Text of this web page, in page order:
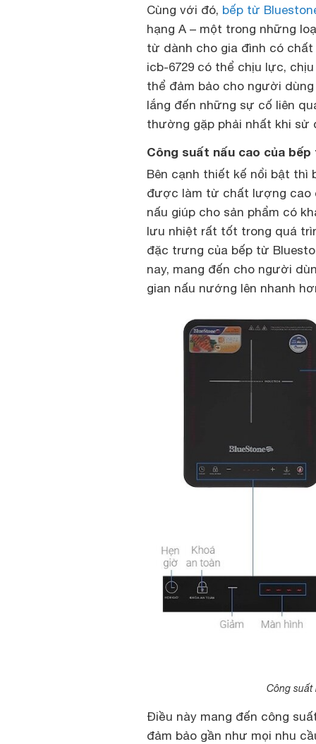
Cùng với đó, bếp từ
hạng A – một trong những
từ dành cho gia đình có
icb-6729 có thể chịu lực,
thể đảm bảo cho người
lắng đến những sự cố liên
thường gặp phải nhất khi sử
Công suất nấu cao của
Bên cạnh thiết kế nổi bật thì
được làm từ chất lượng cao
nấu giúp cho sản phẩm có
lưu nhiệt rất tốt trong quá
đặc trưng của bếp từ
nay, mang đến cho người
gian nấu nướng lên nhanh
Công suất
Điều này mang đến công
đảm bảo gần như mọi nhu